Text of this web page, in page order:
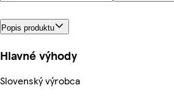
Popis produktu
Hlavné výhody
Slovenský výrobca